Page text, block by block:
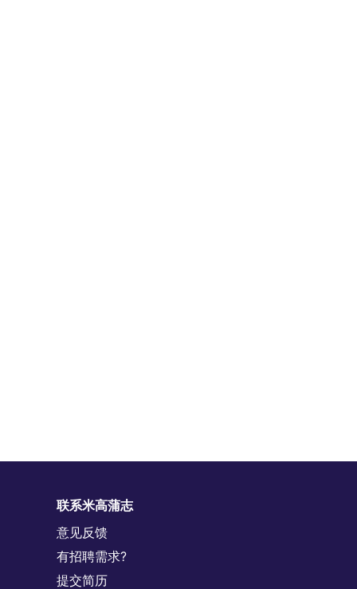
联系米高蒲志
意见反馈
有招聘需求?
提交简历